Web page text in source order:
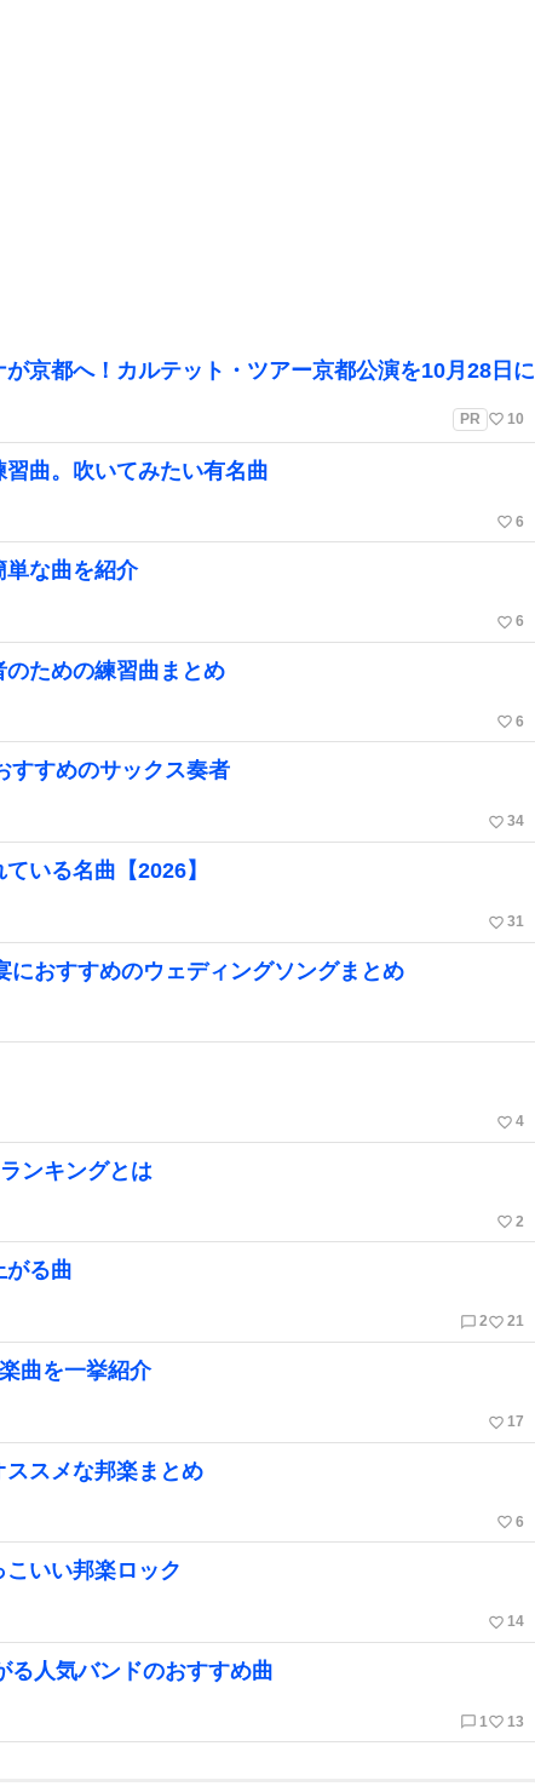
京都へ！カルテット・ツアー京都公演を10月28日に
PR favorite_border 10
習曲。吹いてみたい有名曲
favorite_border 6
単な曲を紹介
favorite_border 6
のための練習曲まとめ
favorite_border 6
すすめのサックス奏者
favorite_border 34
いる名曲【2026】
favorite_border 31
におすすめのウェディングソングまとめ
favorite_border 4
ンキングとは
favorite_border 2
がる曲
chat_bubble_outline 2favorite_border 21
曲を一挙紹介
favorite_border 17
ススメな邦楽まとめ
favorite_border 6
いい邦楽ロック
favorite_border 14
る人気バンドのおすすめ曲
chat_bubble_outline 1 favorite_border 13